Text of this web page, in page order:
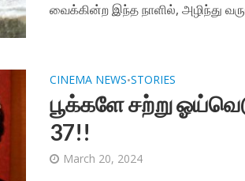
வைக்கின்ற இந்த நாளில், அழிந்து
CINEMA NEWS•STORIES
பூக்களே சற்று
37!!
March 20, 2024